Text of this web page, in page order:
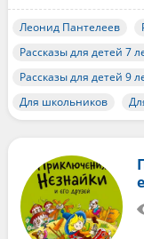
Леонид Пантелеев
Рассказы для детей 7
Рассказы для детей 9
Для школьников